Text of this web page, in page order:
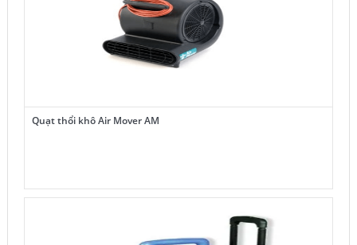
Quạt thổi khô Air Mover AM